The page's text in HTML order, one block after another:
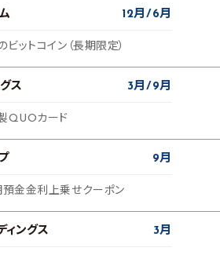
12月 6月
ットコイン（長期限定）
ス 3月 9月
QUOカード
9月
預金金利上乗せクーポン
ィングス 3月